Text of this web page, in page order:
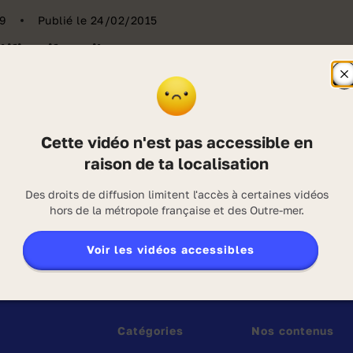
Publié le 24/02/2015
attribut
qualificatif
sont attribut du sujet quand ils
verbe d'état comme être, paraître, sembler,
rester.
CNDP
2014
26
par :
Cette vidéo n'est pas accessible en
raison de ta localisation
Des droits de diffusion limitent l'accès à certaines vidéos
hors de la métropole française et des Outre-mer.
Voir les vidéos accessibles
Catégories Nos contenus